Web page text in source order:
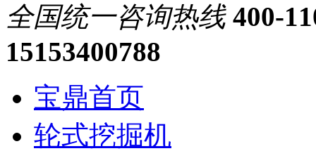
全国统一咨询热线 400-
15153400788
宝鼎首页
轮式挖掘机